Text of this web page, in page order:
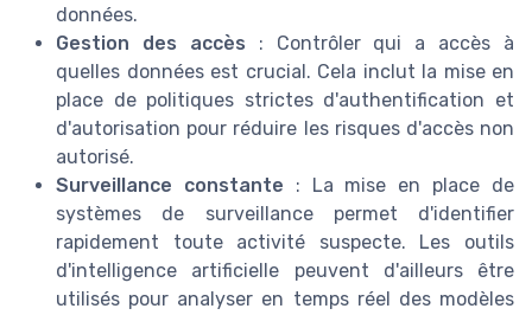
données.
Gestion des accès : Contrôler qui a accès à
quelles données est crucial. Cela inclut la mise en
place de politiques strictes d'authentification et
d'autorisation pour réduire les risques d'accès non
autorisé.
Surveillance constante : La mise en place de
systèmes de surveillance permet d'identifier
rapidement toute activité suspecte. Les outils
d'intelligence artificielle peuvent d'ailleurs être
utilisés pour analyser en temps réel des modèles